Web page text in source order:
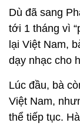
Dù đã sang
tới 1 tháng vì
lại Việt Nam,
dạy nhạc cho
Lúc đầu, bà
Việt Nam,
thể tiếp tục.